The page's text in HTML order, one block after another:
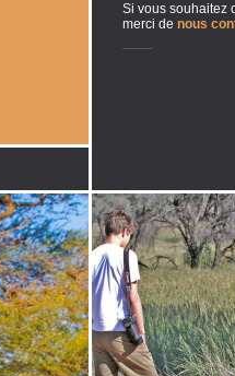
Si vous souhaitez
merci de nous